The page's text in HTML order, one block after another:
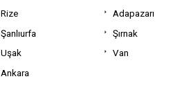
Rize Adapazarı
Şanlıurfa Şırnak
Uşak Van
Ankara